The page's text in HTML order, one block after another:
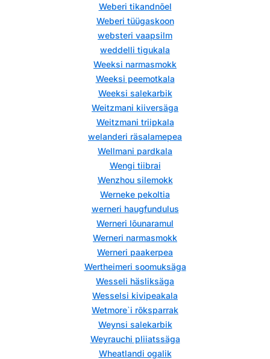
Weberi tikandnõel
Weberi tüügaskoon
websteri vaapsilm
weddelli tigukala
Weeksi narmasmokk
Weeksi peemotkala
Weeksi salekarbik
Weitzmani kiiversäga
Weitzmani triipkala
welanderi räsalamepea
Wellmani pardkala
Wengi tiibrai
Wenzhou silemokk
Werneke pekoltia
werneri haugfundulus
Werneri lõunaramul
Werneri narmasmokk
Werneri paakerpea
Wertheimeri soomuksäga
Wesseli häsliksäga
Wesselsi kivipeakala
Wetmore`i rõksparrak
Weynsi salekarbik
Weyrauchi pliiatssäga
Wheatlandi ogalik